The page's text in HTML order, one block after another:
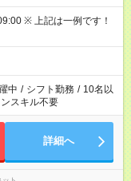
す！
中 / シフト勤務 / 10名以
スキル不要
詳細へ